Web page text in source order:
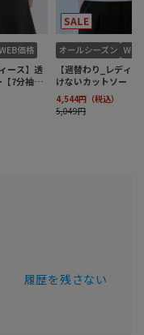
履歴を残さない